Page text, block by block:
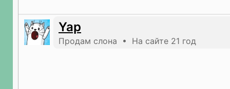
Yap
Продам слона • На сайте 21 год